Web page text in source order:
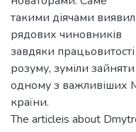
такими діячами
рядових чиновників
завдяки
розуму, зуміли
одному з важливіших
країни.
The articleis about